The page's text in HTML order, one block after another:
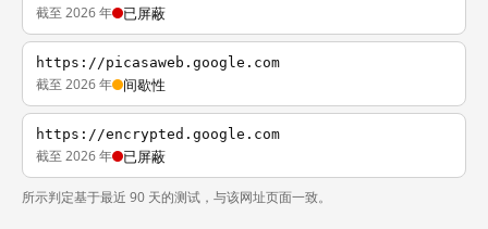
截至 2026 年 已屏蔽
https://picasaweb.google.com
截至 2026 年 间歇性
https://encrypted.google.com
截至 2026 年 已屏蔽
所示判定基于最近 90 天的测试，与该网址页面一致。